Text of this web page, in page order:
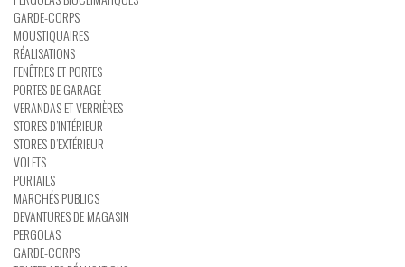
GARDE-CORPS
MOUSTIQUAIRES
RÉALISATIONS
FENÊTRES ET PORTES
PORTES DE GARAGE
VERANDAS ET VERRIÈRES
STORES D’INTÉRIEUR
STORES D’EXTÉRIEUR
VOLETS
PORTAILS
MARCHÉS PUBLICS
DEVANTURES DE MAGASIN
PERGOLAS
GARDE-CORPS